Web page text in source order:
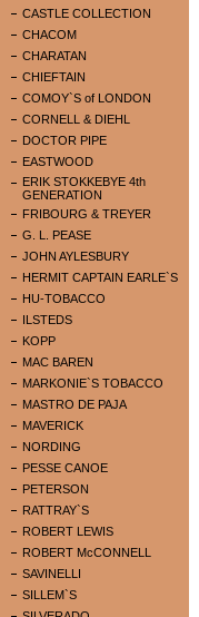
CASTLE COLLECTION
CHACOM
CHARATAN
CHIEFTAIN
COMOY`S of LONDON
CORNELL & DIEHL
DOCTOR PIPE
EASTWOOD
ERIK STOKKEBYE 4th
GENERATION
FRIBOURG & TREYER
G. L. PEASE
JOHN AYLESBURY
HERMIT CAPTAIN EARLE`S
HU-TOBACCO
ILSTEDS
KOPP
MAC BAREN
MARKONIE`S TOBACCO
MASTRO DE PAJA
MAVERICK
NORDING
PESSE CANOE
PETERSON
RATTRAY`S
ROBERT LEWIS
ROBERT McCONNELL
SAVINELLI
SILLEM`S